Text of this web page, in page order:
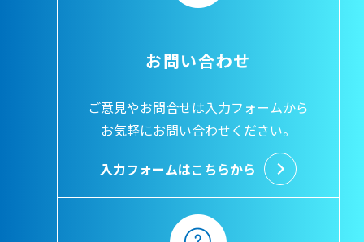
お問い合わせ
ご意見やお問合せは入力フォームから
お気軽にお問い合わせください。
入力フォームはこちらから